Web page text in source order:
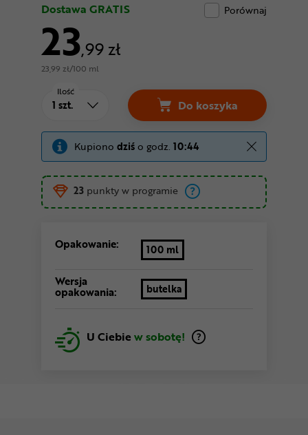
Dostawa GRATIS Porównaj
23,99 zł
23,99 zł/100 ml
Ilość
Do koszyka
Oliwka HANSELINE
Kupiono dziśo godz. 10:44
23 punkty w programie
Opakowanie: 100 ml
Wersja
opakowania: butelka
U Ciebiew sobotę!